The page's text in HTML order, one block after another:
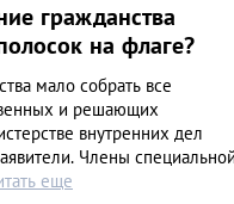
гражданства
на флаге?
мало собрать все
и решающих
внутренних дел
Члены
еще